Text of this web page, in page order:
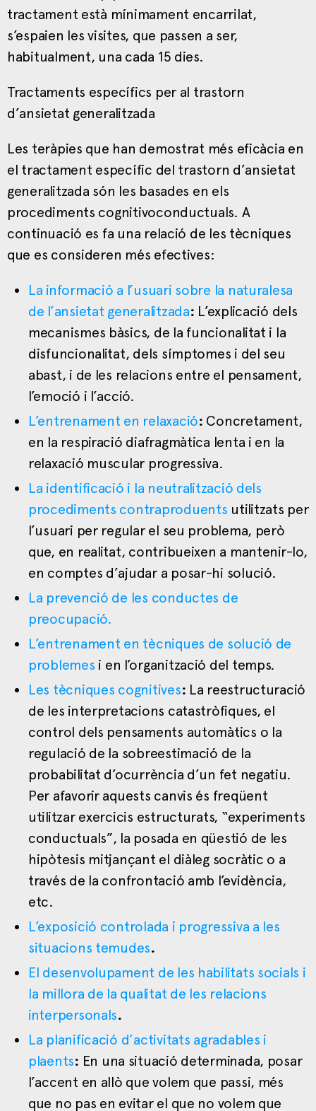
tractament està mínimament encarrilat,
s’espaien les visites, que passen a ser,
habitualment, una cada 15 dies.
Tractaments específics per al trastorn
d’ansietat generalitzada
Les teràpies que han demostrat més eficàcia en
el tractament específic del trastorn d’ansietat
generalitzada són les basades en els
procediments cognitivoconductuals. A
continuació es fa una relació de les tècniques
que es consideren més efectives:
La informació a l’usuari sobre la naturalesa
de l’ansietat generalitzada: L’explicació dels
mecanismes bàsics, de la funcionalitat i la
disfuncionalitat, dels símptomes i del seu
abast, i de les relacions entre el pensament,
l’emoció i l’acció.
L’entrenament en relaxació: Concretament,
en la respiració diafragmàtica lenta i en la
relaxació muscular progressiva.
La identificació i la neutralització dels
procediments contraproduents utilitzats per
l’usuari per regular el seu problema, però
que, en realitat, contribueixen a mantenir-lo,
en comptes d’ajudar a posar-hi solució.
La prevenció de les conductes de
preocupació.
L’entrenament en tècniques de solució de
problemes i en l’organització del temps.
Les tècniques cognitives: La reestructuració
de les interpretacions catastròfiques, el
control dels pensaments automàtics o la
regulació de la sobreestimació de la
probabilitat d’ocurrència d’un fet negatiu.
Per afavorir aquests canvis és freqüent
utilitzar exercicis estructurats, “experiments
conductuals”, la posada en qüestió de les
hipòtesis mitjançant el diàleg socràtic o a
través de la confrontació amb l’evidència,
etc.
L’exposició controlada i progressiva a les
situacions temudes.
El desenvolupament de les habilitats socials i
la millora de la qualitat de les relacions
interpersonals.
La planificació d’activitats agradables i
plaents: En una situació determinada, posar
l’accent en allò que volem que passi, més
que no pas en evitar el que no volem que